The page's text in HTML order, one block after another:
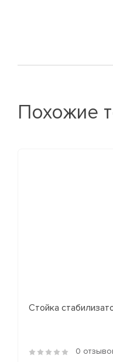
Похожие
Стойка
0